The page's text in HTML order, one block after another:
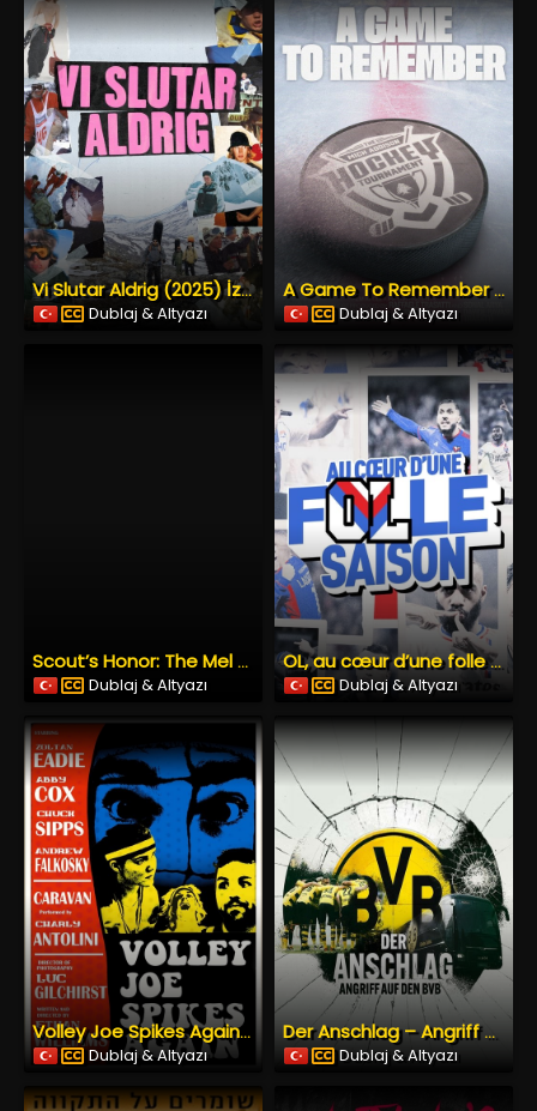
Vi Slutar Aldrig (2025) İzle
Dublaj & Altyazı
A Game To Remember (2025) İzle
Dublaj & Altyazı
Scout’s Honor: The Mel Didier Story (2014) İzle
Dublaj & Altyazı
OL, au cœur d’une folle saison (2024) İzle
Dublaj & Altyazı
Volley Joe Spikes Again (2025) İzle
Dublaj & Altyazı
Der Anschlag – Angriff auf den BVB (2023) İzle
Dublaj & Altyazı